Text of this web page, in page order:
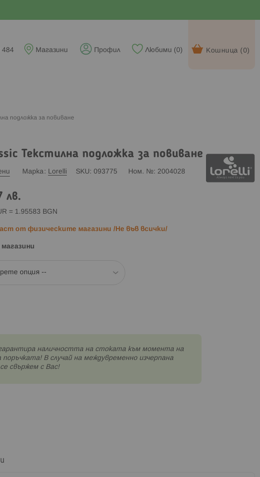
Кошница (0)
Любими (0)
Профил
Магазини
484
подложка за повиване
Текстилна подложка за повиване
Марка Lorelli SKU 093775 Ном. № 2004028
лв.
= 1.95583 BGN
от физическите магазини /Не във всички/
наличността на стоката към момента на
поръчката! В случай на междувременно изчерпана
свържем с Вас!